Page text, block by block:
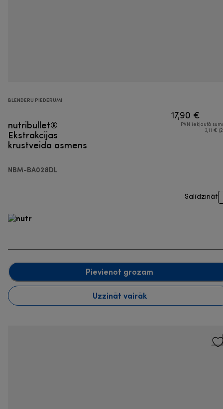
BLENDERU PIEDERUMI
nutribullet®
Ekstrakcijas
krustveida asmens
NBM-BA028DL
17,90 €
PVN iekļautā
3,11 €
Salīdzināt
Pievienot grozam
Uzzināt vairāk